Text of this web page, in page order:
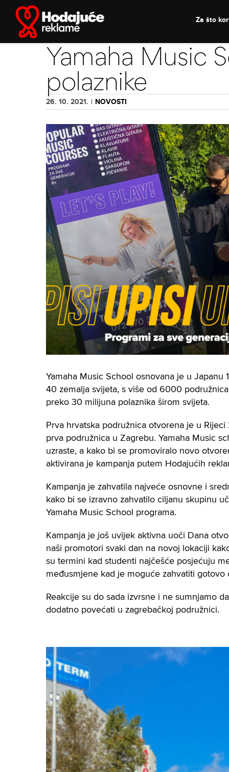
content
Za što
Yamaha Music
polaznike
26. 10. 2021. | NOVOSTI
View
Larger
Image
Yamaha Music School osnovana je u
40 zemalja svijeta, s više od 6000
preko 30 milijuna polaznika širom svijeta.
Prva hrvatska podružnica otvorena je u
prva podružnica u Zagrebu. Yamaha Music
uzraste, a kako bi se promoviralo novo
aktivirana je kampanja putem Hodajućih
Kampanja je zahvatila najveće osnovne i
kako bi se izravno zahvatilo ciljanu skupinu
Yamaha Music School programa.
Kampanja je još uvijek aktivna uoči Dana
naši promotori svaki dan na novoj lokaciji
su termini kad studenti najčešće posjećuju
međusmjene kad je moguće zahvatiti
Reakcije su do sada izvrsne i ne sumnjamo
dodatno povećati u zagrebačkoj podružnici.